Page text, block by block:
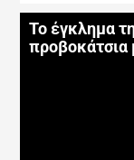
Το έγκλημα
προβοκάτσια